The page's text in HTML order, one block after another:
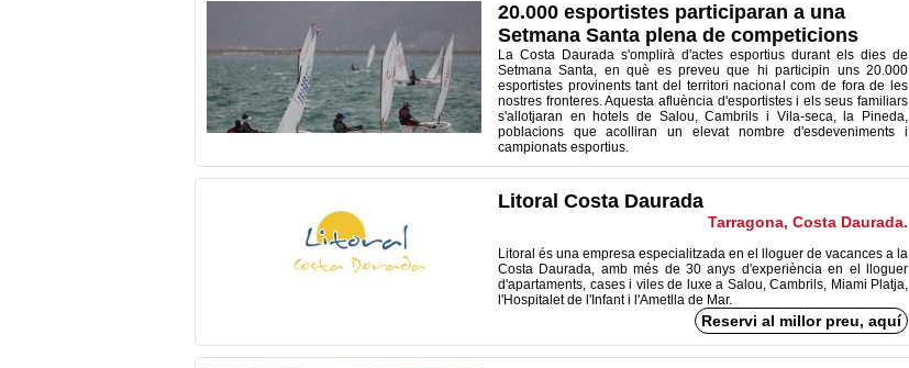
20.000 esportistes participaran a una
Setmana Santa plena de competicions
La Costa Daurada s'omplirà d'actes esportius durant els dies de
Setmana Santa, en què es preveu que hi participin uns 20.000
esportistes provinents tant del territori nacional com de fora de les
nostres fronteres. Aquesta afluència d'esportistes i els seus familiars
s'allotjaran en hotels de Salou, Cambrils i Vila-seca, la Pineda,
poblacions que acolliran un elevat nombre d'esdeveniments i
campionats esportius.
Litoral Costa Daurada
Tarragona, Costa Daurada.
Litoral és una empresa especialitzada en el lloguer de vacances a la
Costa Daurada, amb més de 30 anys d'experiència en el lloguer
d'apartaments, cases i viles de luxe a Salou, Cambrils, Miami Platja,
l'Hospitalet de l'Infant i l'Ametlla de Mar.
Reservi al millor preu, aquí